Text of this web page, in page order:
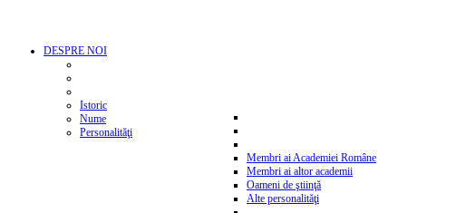
DESPRE NOI
Istoric
Nume
Personalităţi
Membri ai Academiei Române
Membri ai altor academii
Oameni de ştiinţă
Alte personalităţi